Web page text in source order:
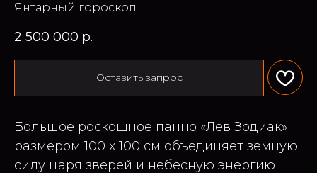
Янтарный гороскоп.
2 500 000 р.
Оставить запрос
Большое роскошное панно «Лев Зодиак»
размером 100 х 100 см объединяет земную
силу царя зверей и небесную энергию